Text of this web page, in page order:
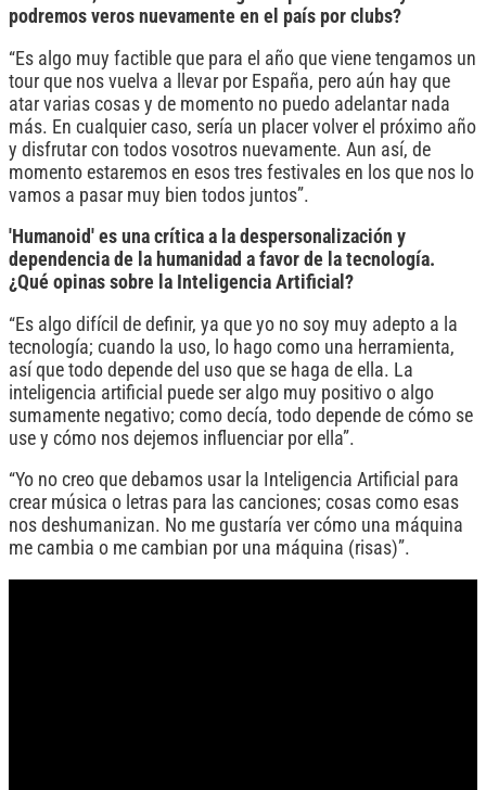
podremos veros nuevamente en el país por clubs?
“Es algo muy factible que para el año que viene tengamos un
tour que nos vuelva a llevar por España, pero aún hay que
atar varias cosas y de momento no puedo adelantar nada
más. En cualquier caso, sería un placer volver el próximo año
y disfrutar con todos vosotros nuevamente. Aun así, de
momento estaremos en esos tres festivales en los que nos lo
vamos a pasar muy bien todos juntos”.
'Humanoid' es una crítica a la despersonalización y
dependencia de la humanidad a favor de la tecnología.
¿Qué opinas sobre la Inteligencia Artificial?
“Es algo difícil de definir, ya que yo no soy muy adepto a la
tecnología; cuando la uso, lo hago como una herramienta,
así que todo depende del uso que se haga de ella. La
inteligencia artificial puede ser algo muy positivo o algo
sumamente negativo; como decía, todo depende de cómo se
use y cómo nos dejemos influenciar por ella”.
“Yo no creo que debamos usar la Inteligencia Artificial para
crear música o letras para las canciones; cosas como esas
nos deshumanizan. No me gustaría ver cómo una máquina
me cambia o me cambian por una máquina (risas)”.